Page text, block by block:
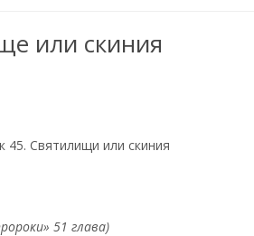
или скиния
51 глава)